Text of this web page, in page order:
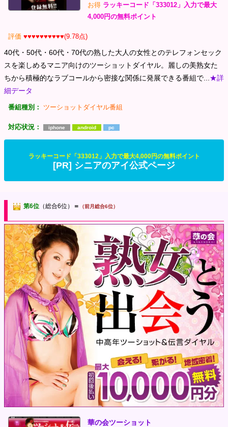
お得 ラッキーコード「333012」入力で最大
4,000円の無料ポイント
評価 ♥♥♥♥♥♥♥♥♥♥(9.78点)
40代・50代・60代・70代の熟した大人の女性とのテレフォンセック
スを楽しめるマニア向けのツーショットダイヤル。麗しの美熟女た
ちから積極的なラブコールから密接な関係に発展できる番組で... ★詳
細データ
番組種別： ツーショットダイヤル番組
対応状況： iphone android pc
ラッキーコード「333012」入力で最大4,000円の無料ポイント
[PR] シニアのアイ公式ページ
第6位 （総合6位） ＝ （前月総合6位）
華の会ツーショット